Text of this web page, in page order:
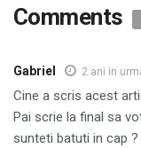
Comments
Gabriel 2 ani in
Cine a scris acest
Pai scrie la final sa
sunteti batuti in cap ?